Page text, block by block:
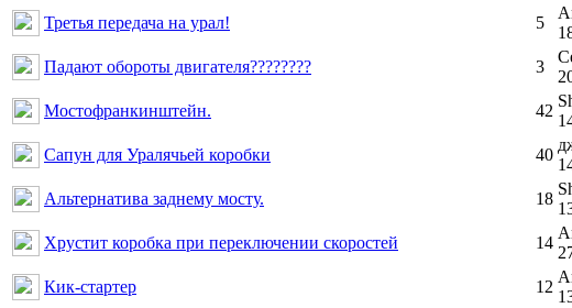
Третья передача на урал!
5
Падают обороты двигателя????????
3
Мостофранкинштейн.
42
Сапун для Уралячьей коробки
40
Альтернатива заднему мосту.
18
Хрустит коробка при переключении скоростей
14
Кик-стартер
12